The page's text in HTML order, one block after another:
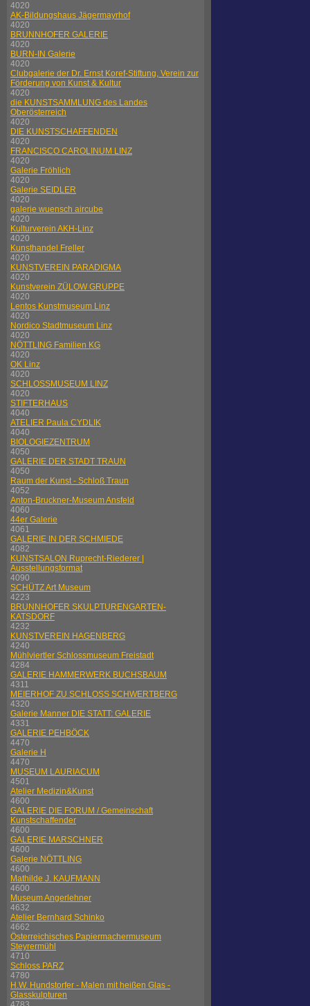
4020
AK-Bildungshaus Jägermayrhof
4020
BRUNNHOFER GALERIE
4020
BURN-IN Galerie
4020
Clubgalerie der Dr. Ernst Koref-Stiftung, Verein zur
Förderung von Kunst & Kultur
4020
die KUNSTSAMMLUNG des Landes
Oberösterreich
4020
DIE KUNSTSCHAFFENDEN
4020
FRANCISCO CAROLINUM LINZ
4020
Galerie Fröhlich
4020
Galerie SEIDLER
4020
galerie wuensch aircube
4020
Kulturverein AKH-Linz
4020
Kunsthandel Freller
4020
KUNSTVEREIN PARADIGMA
4020
Kunstverein ZÜLOW GRUPPE
4020
Lentos Kunstmuseum Linz
4020
Nordico Stadtmuseum Linz
4020
NÖTTLING Familien KG
4020
OK Linz
4020
SCHLOSSMUSEUM LINZ
4020
STIFTERHAUS
4040
ATELIER Paula CYDLIK
4040
BIOLOGIEZENTRUM
4050
GALERIE DER STADT TRAUN
4050
Raum der Kunst - Schloß Traun
4052
Anton-Bruckner-Museum Ansfeld
4060
44er Galerie
4061
GALERIE IN DER SCHMIEDE
4082
KUNSTSALON Ruprecht-Riederer |
Ausstellungsformat
4090
SCHÜTZ Art Museum
4223
BRUNNHOFER SKULPTURENGARTEN-
KATSDORF
4232
KUNSTVEREIN HAGENBERG
4240
Mühlviertler Schlossmuseum Freistadt
4284
GALERIE HAMMERWERK BUCHSBAUM
4311
MEIERHOF ZU SCHLOSS SCHWERTBERG
4320
Galerie Manner DIE STATT: GALERIE
4331
GALERIE PEHBÖCK
4470
Galerie H
4470
MUSEUM LAURIACUM
4501
Atelier Medizin&Kunst
4600
GALERIE DIE FORUM / Gemeinschaft
Kunstschaffender
4600
GALERIE MARSCHNER
4600
Galerie NÖTTLING
4600
Mathilde J. KAUFMANN
4600
Museum Angerlehner
4632
Atelier Bernhard Schinko
4662
Österreichisches Papiermachermuseum
Steyrermühl
4710
Schloss PARZ
4780
H.W. Hundstorfer - Malen mit heißen Glas -
Glasskulpturen